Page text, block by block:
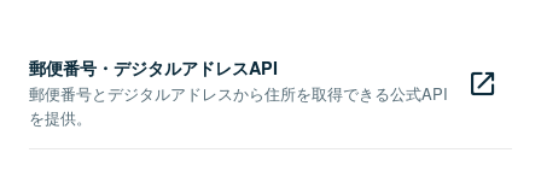
郵便番号・デジタルアドレスAPI
郵便番号とデジタルアドレスから住所を取得できる公式API
を提供。